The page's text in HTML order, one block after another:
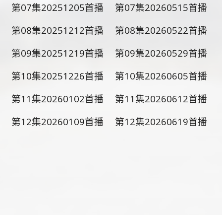
第07集20251205首播
第08集20251212首播
第09集20251219首播
第10集20251226首播
第11集20260102首播
第12集20260109首播
第07集20260515首播
第08集20260522首播
第09集20260529首播
第10集20260605首播
第11集20260612首播
第12集20260619首播